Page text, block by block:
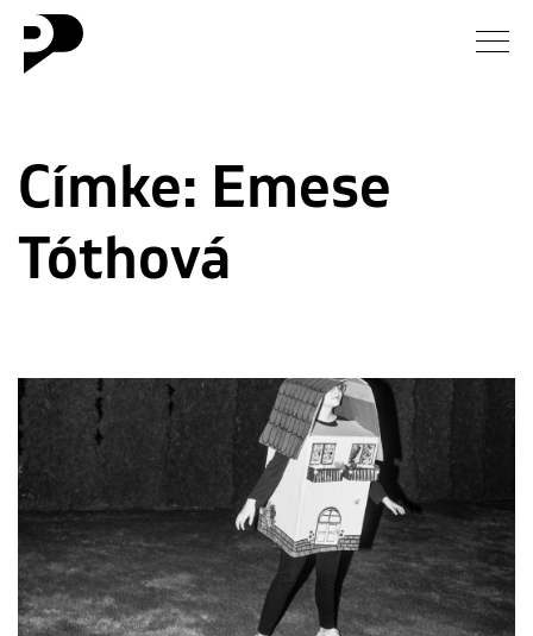
Galéria
Rólunk
ENGLISH
Címke: Emese
Tóthová